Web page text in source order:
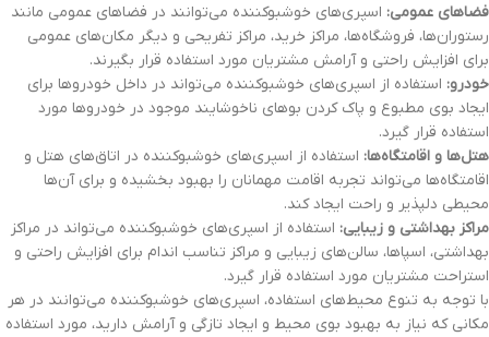
فضاهای عمومی: اسپری‌های خوشبوکننده می‌توانند در فضاهای عمومی مانند
رستوران‌ها، فروشگاه‌ها، مراکز خرید، مراکز تفریحی و دیگر مکان‌های عمومی
برای افزایش راحتی و آرامش مشتریان مورد استفاده قرار بگیرند.
خودرو: استفاده از اسپری‌های خوشبوکننده می‌تواند در داخل خودروها برای
ایجاد بوی مطبوع و پاک کردن بوهای ناخوشایند موجود در خودروها مورد
استفاده قرار گیرد.
هتل‌ها و اقامتگاه‌ها: استفاده از اسپری‌های خوشبوکننده در اتاق‌های هتل و
اقامتگاه‌ها می‌تواند تجربه اقامت مهمانان را بهبود بخشیده و برای آن‌ها
محیطی دلپذیر و راحت ایجاد کند.
مراکز بهداشتی و زیبایی: استفاده از اسپری‌های خوشبوکننده می‌تواند در مراکز
بهداشتی، اسپاها، سالن‌های زیبایی و مراکز تناسب اندام برای افزایش راحتی و
استراحت مشتریان مورد استفاده قرار گیرد.
با توجه به تنوع محیط‌های استفاده، اسپری‌های خوشبوکننده می‌توانند در هر
مکانی که نیاز به بهبود بوی محیط و ایجاد تازگی و آرامش دارید، مورد استفاده